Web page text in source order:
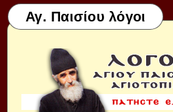
Αγ. Παισίου λόγοι